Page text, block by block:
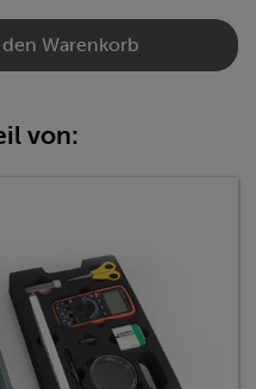
Warenkorb
von: